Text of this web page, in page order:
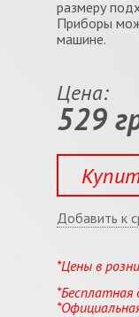
размеру
Приборы
машине.
Цена:
529
Добавить к
*Цены в
*Бесплатная